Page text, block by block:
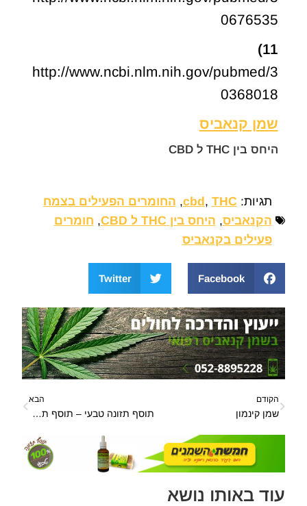
0676535
11)
http://www.ncbi.nlm.nih.gov/pubmed/3
0368018
שמן קנאביס
היחס בין THC ל CBD
תגיות: cbd, THC
, החומרים הפעילים בצמח
הקנאביס, היחס בין THC ל CBD , חומרים
פעילים בקנאביס
Facebook
Twitter
הקודם
שמן קינמון
הבא
תוסף תזונה טבעי – תוסף תזונה טבעי Evolution לחיזוק מדהים של מערכת החיסון!
עוד באותו נושא